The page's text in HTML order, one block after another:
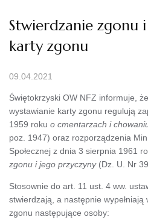
Stwierdzanie zgonu
karty zgonu
09.04.2021
Świętokrzyski OW NFZ informuje,
wystawianie karty zgonu regulują
1959 roku o cmentarzach i
poz. 1947) oraz rozporządzenia
Społecznej z dnia 3 sierpnia 1961
zgonu i jego przyczyny(Dz. U. Nr
Stosownie do art. 11 ust. 4 ww.
stwierdzają, a następnie
zgonu następujące osoby: